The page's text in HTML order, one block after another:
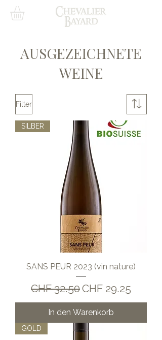
AUSGEZEICHNETE
WEINE
Filter
SILBER
SANS PEUR 2023 (vin nature)
Standardpreis
CHF 32.50Sale-Preis
CHF 29.25
In den Warenkorb
GOLD